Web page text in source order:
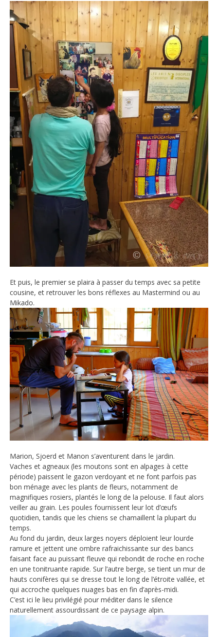
Et puis, le premier se plaira à passer du temps avec sa petite
cousine, et retrouver les bons réflexes au Mastermind ou au
Mikado.
Marion, Sjoerd et Manon s’aventurent dans le jardin.
Vaches et agneaux (les moutons sont en alpages à cette
période) paissent le gazon verdoyant et ne font parfois pas
bon ménage avec les plants de fleurs, notamment de
magnifiques rosiers, plantés le long de la pelouse. Il faut alors
veiller au grain. Les poules fournissent leur lot d’œufs
quotidien, tandis que les chiens se chamaillent la plupart du
temps.
Au fond du jardin, deux larges noyers déploient leur lourde
ramure et jettent une ombre rafraichissante sur des bancs
faisant face au puissant fleuve qui rebondit de roche en roche
en une tonitruante rapide. Sur l’autre berge, se tient un mur de
hauts conifères qui se dresse tout le long de l’étroite vallée, et
qui accroche quelques nuages bas en fin d’après-midi.
C’est ici le lieu privilégié pour méditer dans le silence
naturellement assourdissant de ce paysage alpin.